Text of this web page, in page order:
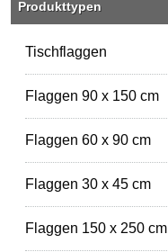
Produkttypen
Tischflaggen
Flaggen 90 x 150 cm
Flaggen 60 x 90 cm
Flaggen 30 x 45 cm
Flaggen 150 x 250 cm